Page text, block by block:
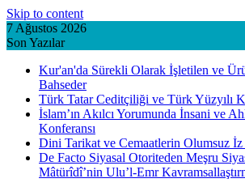
Skip to content
7 Ağustos 2026
Son Yazılar
Kur'an'da Sürekli Olarak İşletilen ve
Bahseder
Türk Tatar Ceditçiliği ve Türk Yüzyılı
İslam’ın Akılcı Yorumunda İnsani ve
Konferansı
Dini Tarikat ve Cemaatlerin Olumsuz
De Facto Siyasal Otoriteden Meşru
Mâtürîdî’nin Ulu’l-Emr